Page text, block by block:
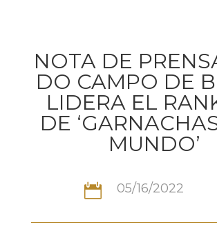
NOTA DE
DO CAMPO DE
LIDERA EL
DE
MUNDO’
 05/16/2022